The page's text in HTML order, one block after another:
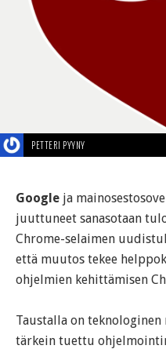
PETTERI PYYNY
Google ja
juuttuneet sanasotaan
Chrome-selaimen
että muutos tekee
ohjelmien kehittämisen
Taustalla on
tärkein tuettu